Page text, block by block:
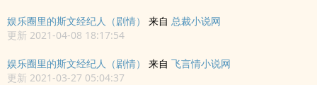
娱乐圈里的斯文经纪人（剧情） 来自 总裁小说网
更新 2021-04-08 18:17:54
娱乐圈里的斯文经纪人（剧情） 来自 飞言情小说网
更新 2021-03-27 05:04:37